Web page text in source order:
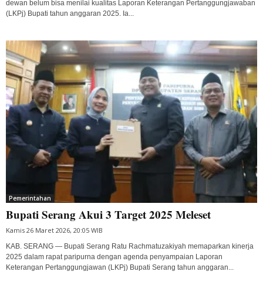
dewan belum bisa menilai kualitas Laporan Keterangan Pertanggungjawaban
(LKPj) Bupati tahun anggaran 2025. Ia...
Pemerintahan
Bupati Serang Akui 3 Target 2025 Meleset
Kamis 26 Maret 2026, 20:05 WIB
KAB. SERANG — Bupati Serang Ratu Rachmatuzakiyah memaparkan kinerja
2025 dalam rapat paripurna dengan agenda penyampaian Laporan
Keterangan Pertanggungjawan (LKPj) Bupati Serang tahun anggaran...